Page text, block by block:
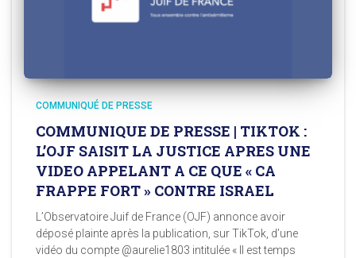
COMMUNIQUÉ DE PRESSE
COMMUNIQUE DE PRESSE | TIKTOK :
L’OJF SAISIT LA JUSTICE APRES UNE
VIDEO APPELANT A CE QUE « CA
FRAPPE FORT » CONTRE ISRAEL
L’Observatoire Juif de France (OJF) annonce avoir
déposé plainte après la publication, sur TikTok, d’une
vidéo du compte @aurelie1803 intitulée « Il est temps